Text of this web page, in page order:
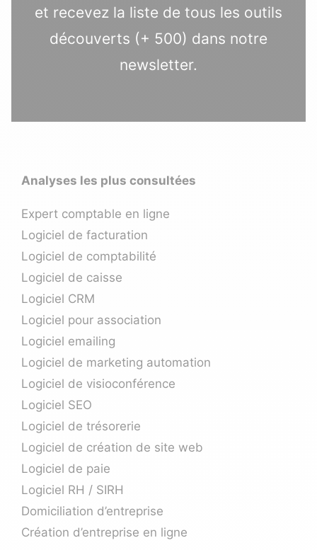
et recevez la liste de tous les outils
découverts (+ 500) dans notre
newsletter.
Analyses les plus consultées
Expert comptable en ligne
Logiciel de facturation
Logiciel de comptabilité
Logiciel de caisse
Logiciel CRM
Logiciel pour association
Logiciel emailing
Logiciel de marketing automation
Logiciel de visioconférence
Logiciel SEO
Logiciel de trésorerie
Logiciel de création de site web
Logiciel de paie
Logiciel RH / SIRH
Domiciliation d’entreprise
Création d’entreprise en ligne